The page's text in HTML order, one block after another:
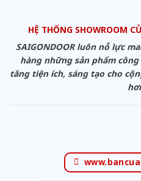
HỆ THỐNG SHOWROOM
SAIGONDOOR luôn nỗ lực
hàng những sản phẩm
tăng tiện ích, sáng tạo cho